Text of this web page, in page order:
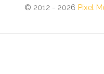
© 2012 - 2026 Pixel